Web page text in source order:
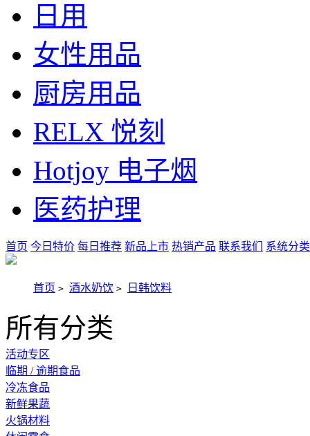
日用
女性用品
厨房用品
RELX 悦刻
Hotjoy 电子烟
医药护理
首页 今日特价 每日推荐 新品上市 热销产品 联系我们 系统分类
首页 > 酒水奶饮 > 日韩饮料
所有分类
活动专区
临期 / 逾期食品
冷冻食品
新鲜果蔬
火锅材料